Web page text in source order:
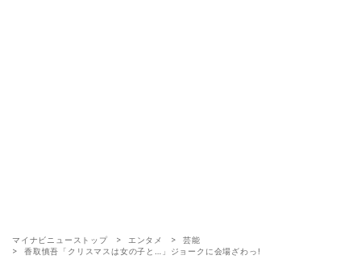
マイナビニューストップ エンタメ
芸能
香取慎吾「クリスマスは女の子と…」ジョークに会場ざわっ!